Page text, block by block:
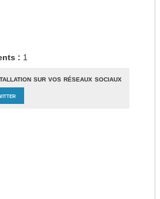
: 1
sur vos réseaux sociaux